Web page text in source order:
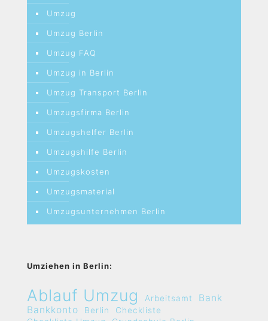
Umzug
Umzug Berlin
Umzug FAQ
Umzug in Berlin
Umzug Transport Berlin
Umzugsfirma Berlin
Umzugshelfer Berlin
Umzugshilfe Berlin
Umzugskosten
Umzugsmaterial
Umzugsunternehmen Berlin
Umziehen in Berlin:
Ablauf Umzug Arbeitsamt
Bank
Bankkonto
Berlin
Checkliste